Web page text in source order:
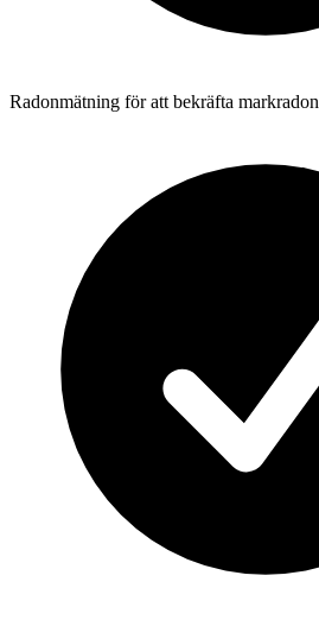
Radonmätning för att bekräfta markradon